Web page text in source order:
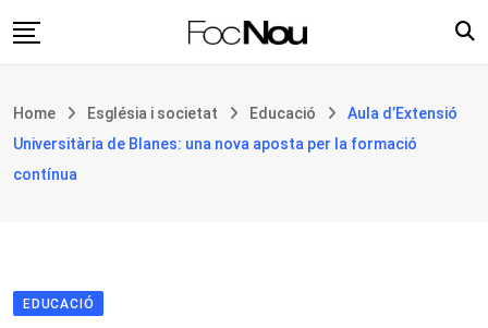
to
Filosofia i teologia
Cultura
Botiga
Home Església i societat Educació
Aula d’Extensió
Universitària de Blanes: una nova aposta per la formació
contínua
EDUCACIÓ